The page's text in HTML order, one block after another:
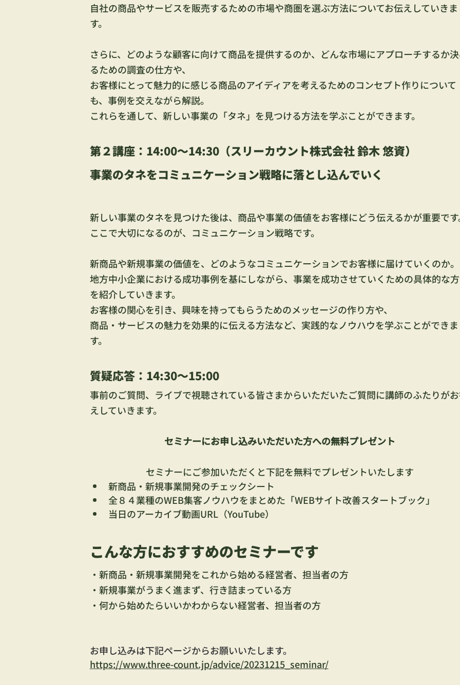
自社の商品やサービスを販売するための市場や商圏を選ぶ方法についてお伝えしていきま
す。
さらに、どのような顧客に向けて商品を提供するのか、どんな市場にアプローチするか
るための調査の仕方や、
お客様にとって魅力的に感じる商品のアイディアを考えるためのコンセプト作りについて
も、事例を交えながら解説。
これらを通して、新しい事業の「タネ」を見つける方法を学ぶことができます。
第２講座：14:00～14:30（スリーカウント株式会社 鈴木 悠資）
事業のタネをコミュニケーション戦略に落とし込んでいく
新しい事業のタネを見つけた後は、商品や事業の価値をお客様にどう伝えるかが重要で
ここで大切になるのが、コミュニケーション戦略です。
新商品や新規事業の価値を、どのようなコミュニケーションでお客様に届けていくのか。
地方中小企業における成功事例を基にしながら、事業を成功させていくための具体的な
を紹介していきます。
お客様の関心を引き、興味を持ってもらうためのメッセージの作り方や、
商品・サービスの魅力を効果的に伝える方法など、実践的なノウハウを学ぶことができま
す。
質疑応答：14:30～15:00
事前のご質問、ライブで視聴されている皆さまからいただいたご質問に講師のふたりが
えしていきます。
セミナーにお申し込みいただいた方への無料プレゼント
セミナーにご参加いただくと下記を無料でプレゼントいたします
新商品・新規事業開発のチェックシート
全８４業種のWEB集客ノウハウをまとめた「WEBサイト改善スタートブック」
当日のアーカイブ動画URL（YouTube）
こんな方におすすめのセミナーです
・新商品・新規事業開発をこれから始める経営者、担当者の方
・新規事業がうまく進まず、行き詰まっている方
・何から始めたらいいかわからない経営者、担当者の方
お申し込みは下記ページからお願いいたします。
https://www.three-count.jp/advice/20231215_seminar/